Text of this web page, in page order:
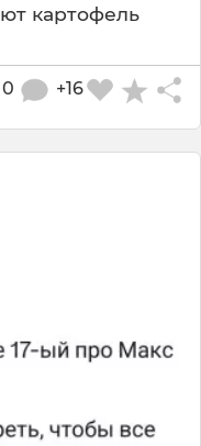
картофель
+16
0